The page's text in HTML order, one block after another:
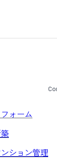
フォーム
ション管理